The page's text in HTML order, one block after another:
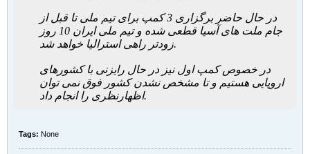
در حال حاضر برگزاری 3 کمپ برای تیم ملی تا قبل از
جام ملت های آسیا قطعی شده و تیم ملی ایران 10 روز
زودتر راهی استرالیا خواهد شد.
در خصوص کمپ اول نیز در حال رایزنی با کشورهای
اروپایی هستیم و تا مشخص نشدن کشور فوق نمی توان
اظهارنظری را انجام داد.
Tags: None